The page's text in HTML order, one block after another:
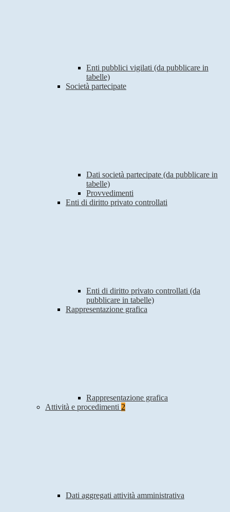
Enti pubblici vigilati (da pubblicare in
tabelle)
Società partecipate
Dati società partecipate (da pubblicare in
tabelle)
Provvedimenti
Enti di diritto privato controllati
Enti di diritto privato controllati (da
pubblicare in tabelle)
Rappresentazione grafica
Rappresentazione grafica
Attività e procedimenti 2
Dati aggregati attività amministrativa